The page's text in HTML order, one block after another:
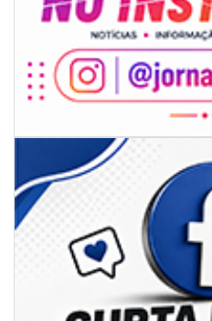
08/08/2026 | 07:00
Univali e Câmara de Vereadores de
discutir políticas públicas e inovação
BALNEÁRIO CAMBORIÚ